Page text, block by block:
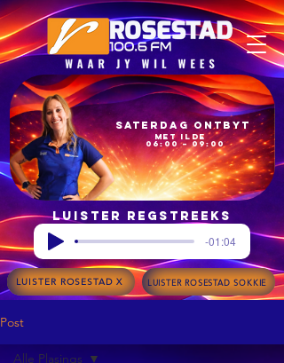
06:00 – 09:00
met Ilde
Saterdag Ontbyt
Luister regstreeks
-01:04
LUISTER ROSESTAD X LUISTER ROSESTAD SOKKIE
Post
Alle Plasings